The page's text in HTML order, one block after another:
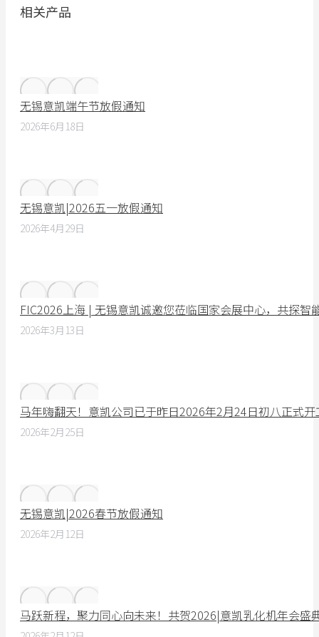
相关产品
无锡意凯端午节放假通知
2026年6月18日
无锡意凯|2026五一放假通知
2026年4月29日
FIC2026上海 | 无锡意凯诚邀您莅临国家会展中心，共探智
2026年3月13日
马年嗨翻天！意凯公司已于昨日2026年2月24日初八正式
2026年2月25日
无锡意凯|2026春节放假通知
2026年2月12日
马跃新程，聚力同心向未来！共贺2026|意凯乳化机年会盛